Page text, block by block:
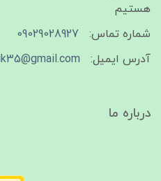
هستیم
شماره تماس:
09029028927
آدرس ایمیل:
درباره ما